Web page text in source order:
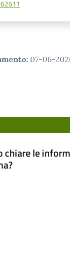
: 07-06-
chiare le